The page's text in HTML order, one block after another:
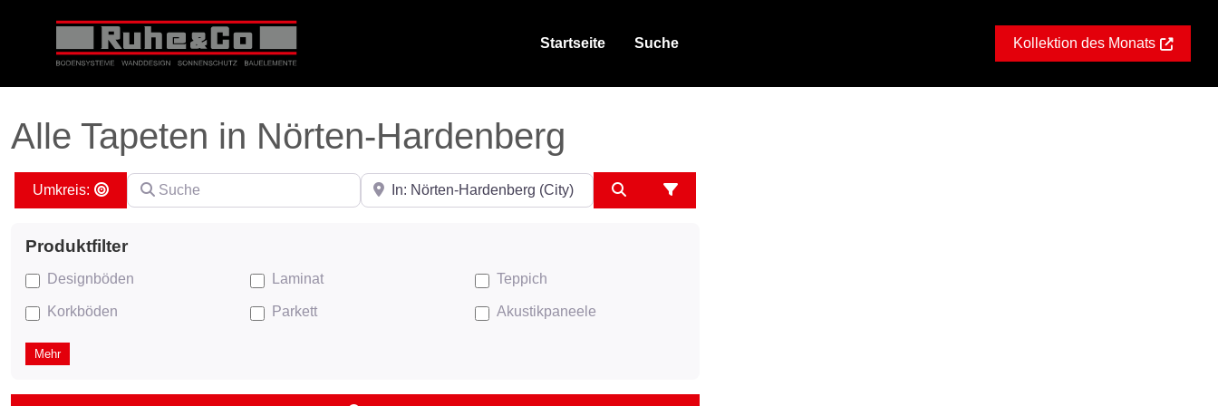
Startseite Suche Kollektion des Monats
Alle Tapeten in Nörten-Hardenberg
Search By Distance
Suche PLZ eingeben
SuchenAdvanced Filters
Designböden Laminat Teppich
Korkböden Parkett Akustikpaneele
Mehr